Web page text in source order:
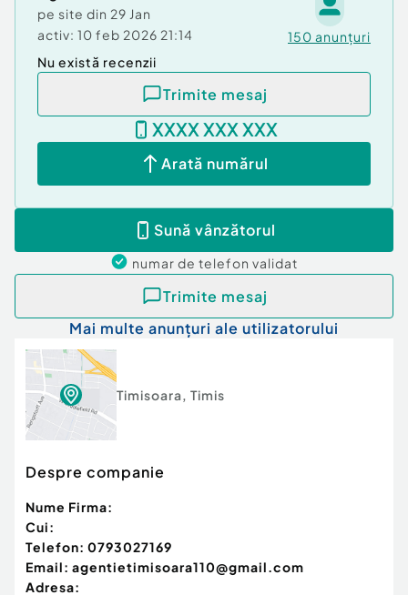
pe site din 29 Jan
activ: 10 feb 2026 21:14 150 anunțuri
Nu există recenzii
Trimite mesaj
XXXX XXX XXX
Arată numărul
Sună vânzătorul
numar de telefon validat
Trimite mesaj
Mai multe anunțuri ale utilizatorului
Timisoara, Timis
Despre companie
Nume Firma:
Cui:
Telefon: 0793027169
Email: agentietimisoara110@gmail.com
Adresa: